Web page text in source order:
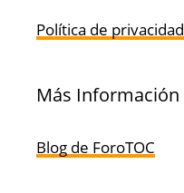
Política de privacidad
Más Información
Blog de ForoTOC